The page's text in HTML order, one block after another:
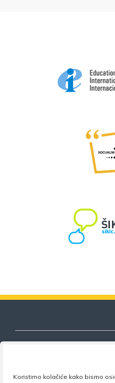
Koristimo kolačiće kako bismo
Nezavisni sindikat